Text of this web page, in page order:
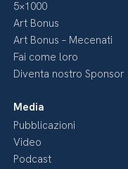
5×1000
Art Bonus
Art Bonus – Mecenati
Fai come loro
Diventa nostro Sponsor
Media
Pubblicazioni
Video
Podcast